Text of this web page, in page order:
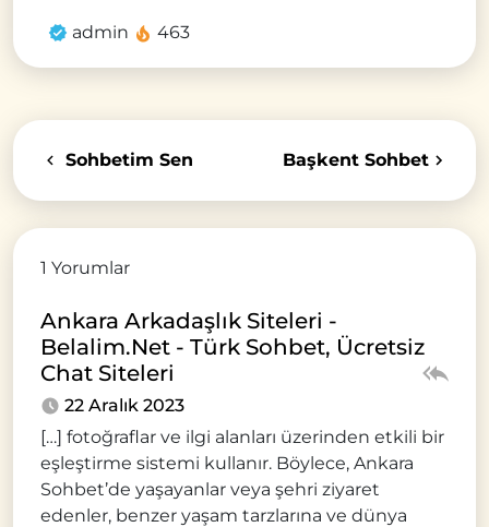
admin 463
Sohbetim Sen Başkent Sohbet
1 Yorumlar
Ankara Arkadaşlık Siteleri -
Belalim.Net - Türk Sohbet, Ücretsiz
Chat Siteleri
22 Aralık 2023
[…] fotoğraflar ve ilgi alanları üzerinden etkili bir
eşleştirme sistemi kullanır. Böylece, Ankara
Sohbet’de yaşayanlar veya şehri ziyaret
edenler, benzer yaşam tarzlarına ve dünya